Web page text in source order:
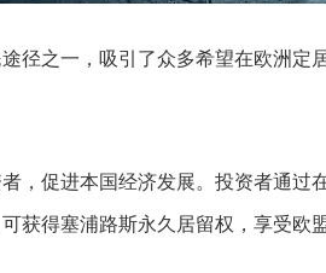
径之一，吸引了众多希望在欧洲定
，促进本国经济发展。投资者通过
获得塞浦路斯永久居留权，享受欧